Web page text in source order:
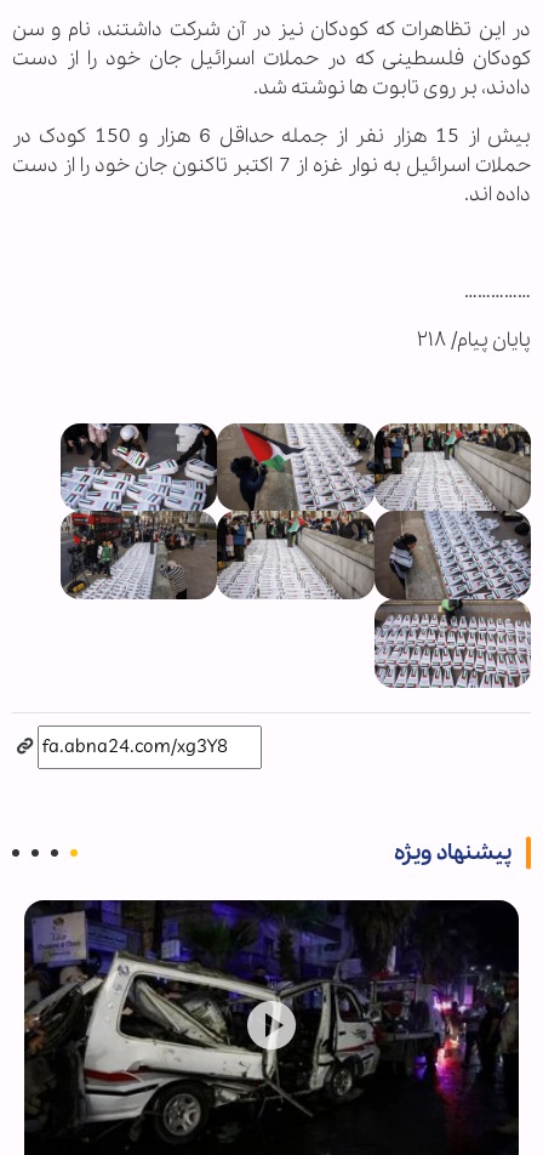
در این تظاهرات که کودکان نیز در آن شرکت داشتند، نام و سن
کودکان فلسطینی که در حملات اسرائیل جان خود را از دست
دادند، بر روی تابوت ها نوشته شد.
بیش از 15 هزار نفر از جمله حداقل 6 هزار و 150 کودک در
حملات اسرائیل به نوار غزه از 7 اکتبر تاکنون جان خود را از دست
داده اند.
……………
پایان پیام/ ۲۱۸
پیشنهاد ویژه